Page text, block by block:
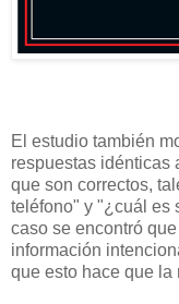
El estudio también
respuestas idénticas
que son correctos,
teléfono" y "¿cuál es
caso se encontró
información
que esto hace que la